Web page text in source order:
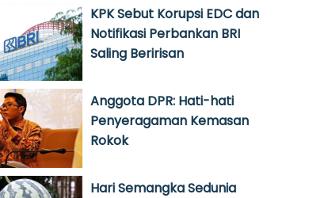
KPK Sebut Korupsi EDC dan
Notifikasi Perbankan BRI
Saling Beririsan
Anggota DPR: Hati-hati
Penyeragaman Kemasan
Rokok
Hari Semangka Sedunia